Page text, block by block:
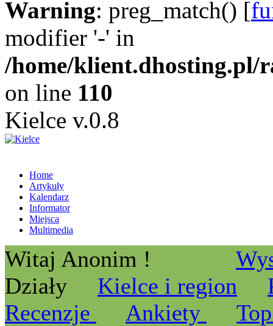
Warning: preg_match() [
modifier '-' in
/home/klient.dhosting.pl/
on line 110
Kielce v.0.8
Home
Artykuły
Kalendarz
Informator
Miejsca
Multimedia
Witaj Anonim !
Działy
Kielce i region
Recenzje
Ankiety